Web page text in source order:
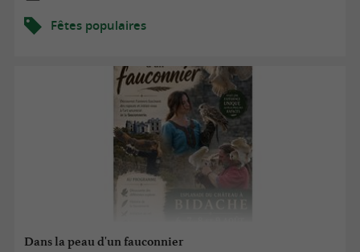
Fêtes populaires
Dans la peau d'un fauconnier